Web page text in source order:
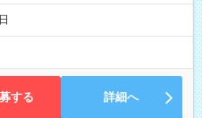
する 詳細へ